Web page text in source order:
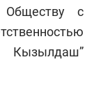
Обществу с
Кызылдаш”